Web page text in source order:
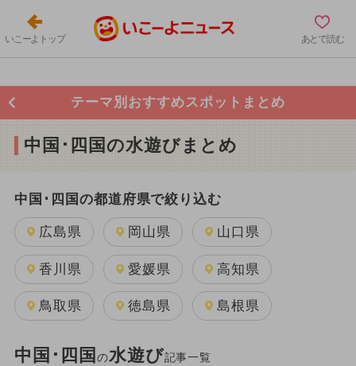
いこーよトップ あとで読む
テーマ別おすすめスポットまとめ
中国･四国の水遊びまとめ
中国･四国の都道府県で絞り込む
広島県 岡山県 山口県
香川県 愛媛県 高知県
鳥取県 徳島県 島根県
中国･四国 の水遊び記事一覧